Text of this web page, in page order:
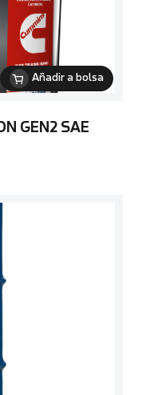
Añadir a bolsa
GEN2 SAE